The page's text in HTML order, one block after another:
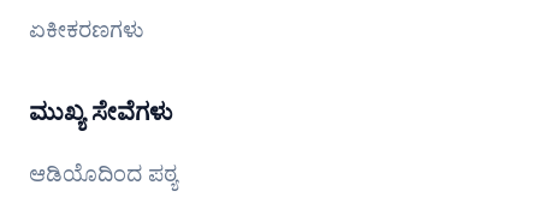
ಏಕೀಕರಣಗಳು
ಮುಖ್ಯ ಸೇವೆಗಳು
ಆಡಿಯೊದಿಂದ ಪಠ್ಯ